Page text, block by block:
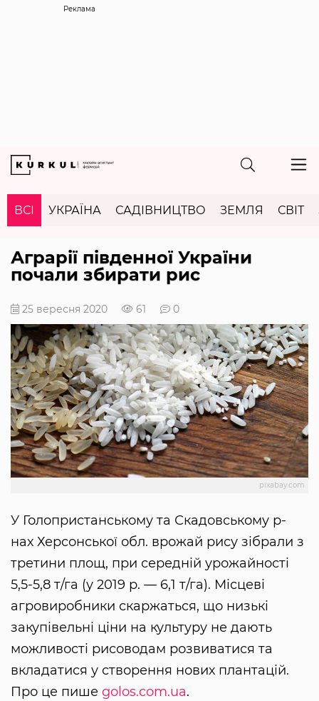
Реклама
ВСІ УКРАЇНА САДІВНИЦТВО ЗЕМЛЯ СВІТ
Аграрії південної України
почали збирати рис
25 вересня 2020 61 0
pixabay.com
У Голопристанському та Скадовському р-
нах Херсонської обл. врожай рису зібрали з
третини площ, при середній урожайності
5,5-5,8 т/га (у 2019 р. — 6,1 т/га). Місцеві
агровиробники скаржаться, що низькі
закупівельні ціни на культуру не дають
можливості рисоводам розвиватися та
вкладатися у створення нових плантацій.
Про це пише golos.com.ua.